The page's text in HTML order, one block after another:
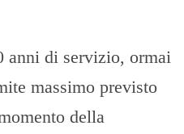
anni di servizio, ormai
massimo previsto
della